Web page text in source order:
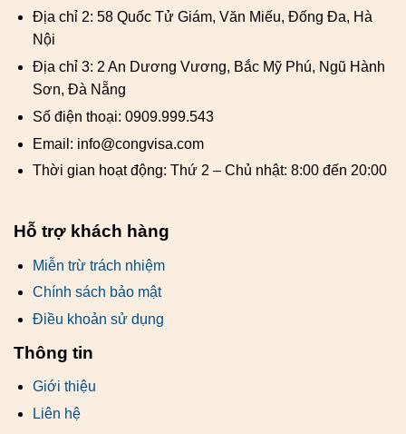
Địa chỉ 2: 58 Quốc Tử Giám, Văn Miếu, Đống Đa, Hà
Nội
Địa chỉ 3: 2 An Dương Vương, Bắc Mỹ Phú, Ngũ Hành
Sơn, Đà Nẵng
Số điện thoại: 0909.999.543
Email: info@congvisa.com
Thời gian hoạt động: Thứ 2 – Chủ nhật: 8:00 đến 20:00
Hỗ trợ khách hàng
Miễn trừ trách nhiệm
Chính sách bảo mật
Điều khoản sử dụng
Thông tin
Giới thiệu
Liên hệ